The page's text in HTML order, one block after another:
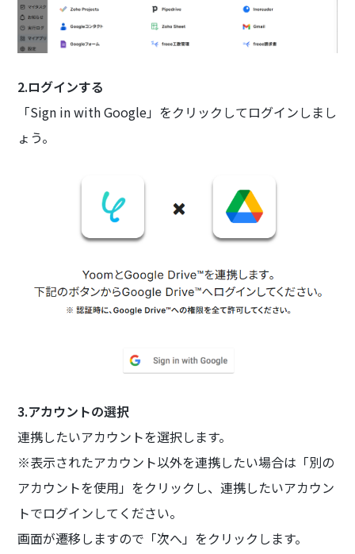
2.ログインする
「Sign in with Google」をクリックしてログインしまし
ょう。
3.アカウントの選択
連携したいアカウントを選択します。
※表示されたアカウント以外を連携したい場合は「別の
アカウントを使用」をクリックし、連携したいアカウン
トでログインしてください。
画面が遷移しますので「次へ」をクリックします。